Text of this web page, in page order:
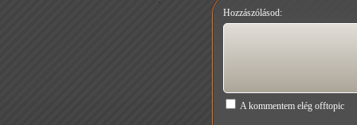
Hozzászólásod:
A kommentem elég offtopic